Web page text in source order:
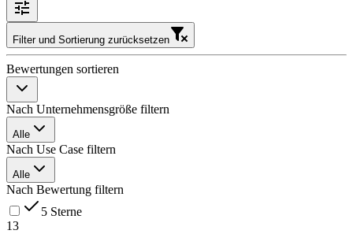
Filter und Sortierung zurücksetzen
Bewertungen sortieren
Nach Unternehmensgröße filtern
Alle
Nach Use Case filtern
Alle
Nach Bewertung filtern
5 Sterne
13